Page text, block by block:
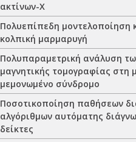
ακτίνων-Χ
Πολυεπίπεδη μοντελοποίηση
κολπική μαρμαρυγή
Πολυπαραμετρική ανάλυση
μαγνητικής τομογραφίας στη
μεμονωμένο σύνδρομο
Ποσοτικοποίηση παθήσεων
αλγόριθμων αυτόματης
δείκτες